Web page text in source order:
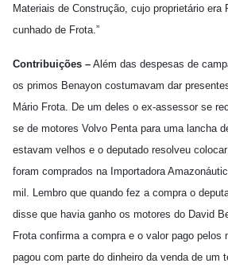
Materiais de Construção, cujo proprietário era
cunhado de Frota.”
Contribuições – Além das despesas de
os primos Benayon costumavam dar
Mário Frota. De um deles o ex-assessor se
se de motores Volvo Penta para uma lancha
estavam velhos e o deputado resolveu
foram comprados na Importadora
mil. Lembro que quando fez a compra o
disse que havia ganho os motores do David
Frota confirma a compra e o valor pago pelos
pagou com parte do dinheiro da venda de um